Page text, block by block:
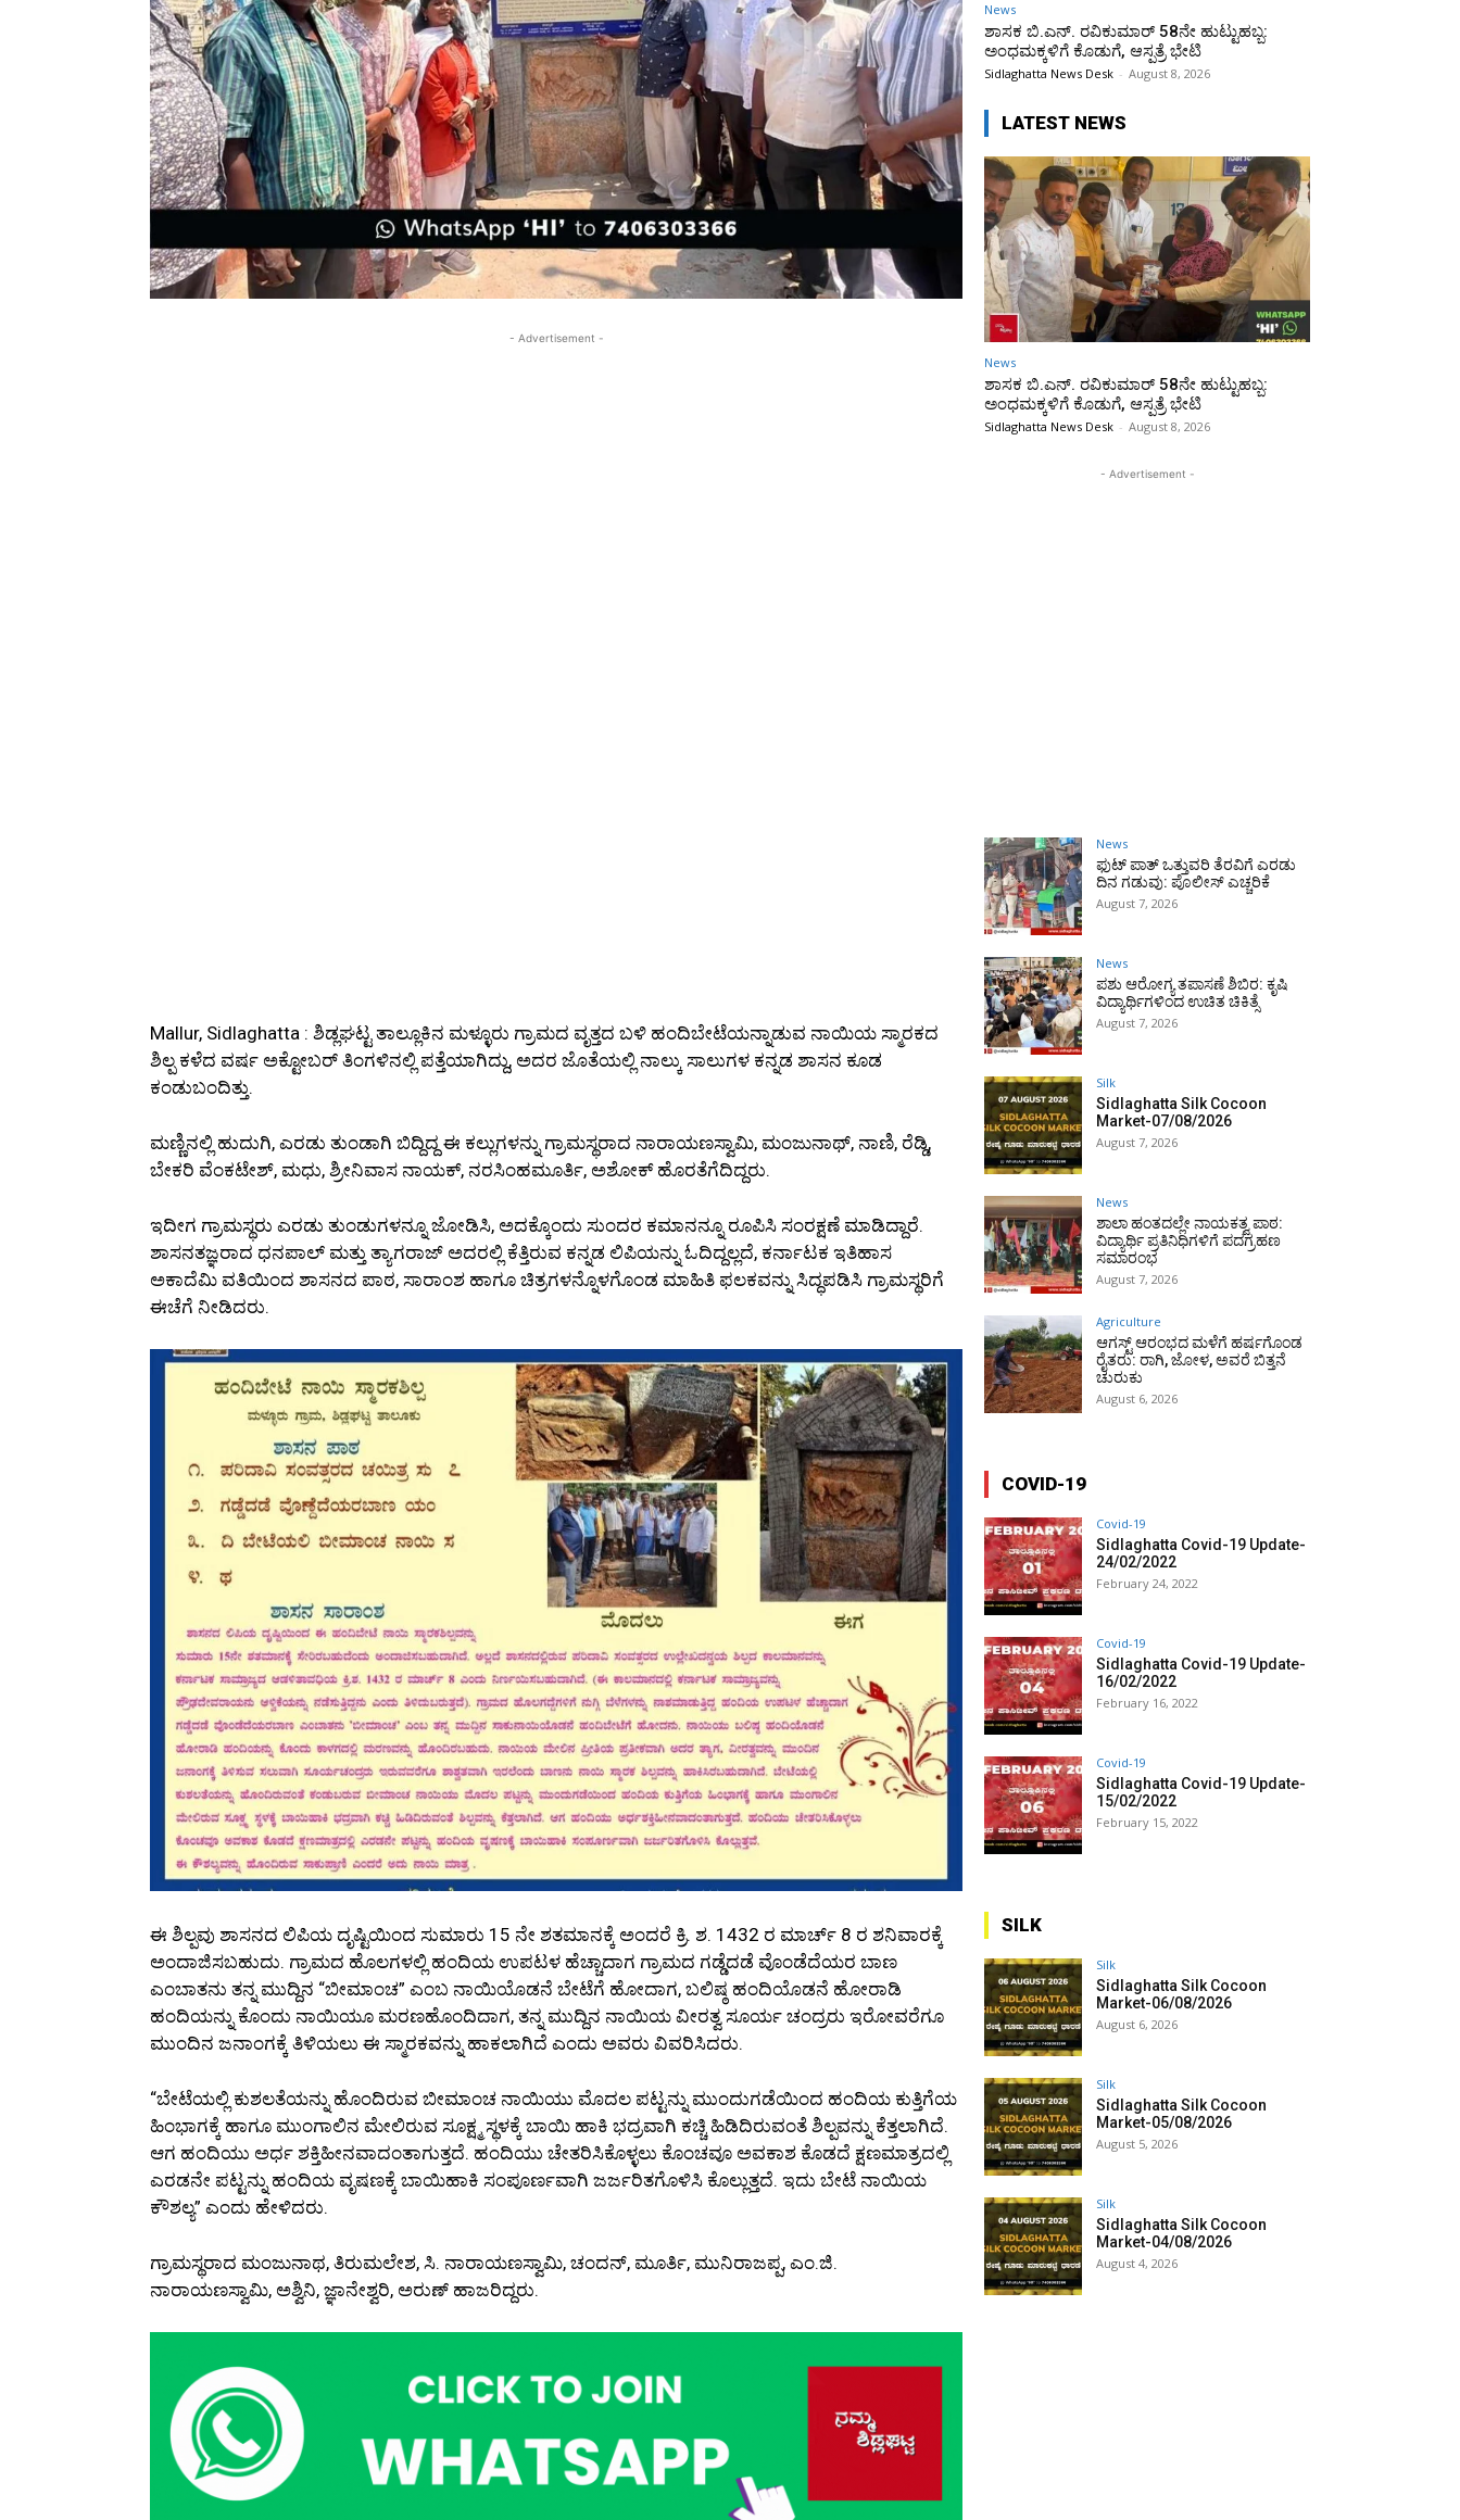
- Advertisement -
Mallur, Sidlaghatta : ಶಿಡ್ಲಘಟ್ಟ ತಾಲ್ಲೂಕಿನ ಮಳ್ಳೂರು ಗ್ರಾಮದ ವೃತ್ತದ ಬಳಿ ಹಂದಿಬೇಟೆಯನ್ನಾಡುವ ನಾಯಿಯ ಸ್ಮಾರಕದ
ಶಿಲ್ಪ ಕಳೆದ ವರ್ಷ ಅಕ್ಟೋಬರ್ ತಿಂಗಳಿನಲ್ಲಿ ಪತ್ತೆಯಾಗಿದ್ದು, ಅದರ ಜೊತೆಯಲ್ಲಿ ನಾಲ್ಕು ಸಾಲುಗಳ ಕನ್ನಡ ಶಾಸನ ಕೂಡ
ಕಂಡುಬಂದಿತ್ತು.
ಮಣ್ಣಿನಲ್ಲಿ ಹುದುಗಿ, ಎರಡು ತುಂಡಾಗಿ ಬಿದ್ದಿದ್ದ ಈ ಕಲ್ಲುಗಳನ್ನು ಗ್ರಾಮಸ್ಥರಾದ ನಾರಾಯಣಸ್ವಾಮಿ, ಮಂಜುನಾಥ್, ನಾಣಿ, ರೆಡ್ಡಿ,
ಬೇಕರಿ ವೆಂಕಟೇಶ್, ಮಧು, ಶ್ರೀನಿವಾಸ ನಾಯಕ್, ನರಸಿಂಹಮೂರ್ತಿ, ಅಶೋಕ್ ಹೊರತೆಗೆದಿದ್ದರು.
ಇದೀಗ ಗ್ರಾಮಸ್ಥರು ಎರಡು ತುಂಡುಗಳನ್ನೂ ಜೋಡಿಸಿ, ಅದಕ್ಕೊಂದು ಸುಂದರ ಕಮಾನನ್ನೂ ರೂಪಿಸಿ ಸಂರಕ್ಷಣೆ ಮಾಡಿದ್ದಾರೆ.
ಶಾಸನತಜ್ಞರಾದ ಧನಪಾಲ್ ಮತ್ತು ತ್ಯಾಗರಾಜ್ ಅದರಲ್ಲಿ ಕೆತ್ತಿರುವ ಕನ್ನಡ ಲಿಪಿಯನ್ನು ಓದಿದ್ದಲ್ಲದೆ, ಕರ್ನಾಟಕ ಇತಿಹಾಸ
ಅಕಾದೆಮಿ ವತಿಯಿಂದ ಶಾಸನದ ಪಾಠ, ಸಾರಾಂಶ ಹಾಗೂ ಚಿತ್ರಗಳನ್ನೊಳಗೊಂಡ ಮಾಹಿತಿ ಫಲಕವನ್ನು ಸಿದ್ಧಪಡಿಸಿ ಗ್ರಾಮಸ್ಥರಿಗೆ
ಈಚೆಗೆ ನೀಡಿದರು.
ಈ ಶಿಲ್ಪವು ಶಾಸನದ ಲಿಪಿಯ ದೃಷ್ಟಿಯಿಂದ ಸುಮಾರು 15 ನೇ ಶತಮಾನಕ್ಕೆ ಅಂದರೆ ಕ್ರಿ. ಶ. 1432 ರ ಮಾರ್ಚ್ 8 ರ ಶನಿವಾರಕ್ಕೆ
ಅಂದಾಜಿಸಬಹುದು. ಗ್ರಾಮದ ಹೊಲಗಳಲ್ಲಿ ಹಂದಿಯ ಉಪಟಳ ಹೆಚ್ಚಾದಾಗ ಗ್ರಾಮದ ಗಡ್ಡೆದಡೆ ವೊಂಡೆದೆಯರ ಬಾಣ
ಎಂಬಾತನು ತನ್ನ ಮುದ್ದಿನ “ಬೀಮಾಂಚ” ಎಂಬ ನಾಯಿಯೊಡನೆ ಬೇಟೆಗೆ ಹೋದಾಗ, ಬಲಿಷ್ಠ ಹಂದಿಯೊಡನೆ ಹೋರಾಡಿ
ಹಂದಿಯನ್ನು ಕೊಂದು ನಾಯಿಯೂ ಮರಣಹೊಂದಿದಾಗ, ತನ್ನ ಮುದ್ದಿನ ನಾಯಿಯ ವೀರತ್ವ ಸೂರ್ಯ ಚಂದ್ರರು ಇರೋವರೆಗೂ
ಮುಂದಿನ ಜನಾಂಗಕ್ಕೆ ತಿಳಿಯಲು ಈ ಸ್ಮಾರಕವನ್ನು ಹಾಕಲಾಗಿದೆ ಎಂದು ಅವರು ವಿವರಿಸಿದರು.
“ಬೇಟೆಯಲ್ಲಿ ಕುಶಲತೆಯನ್ನು ಹೊಂದಿರುವ ಬೀಮಾಂಚ ನಾಯಿಯು ಮೊದಲ ಪಟ್ಟನ್ನು ಮುಂದುಗಡೆಯಿಂದ ಹಂದಿಯ ಕುತ್ತಿಗೆಯ
ಹಿಂಭಾಗಕ್ಕೆ ಹಾಗೂ ಮುಂಗಾಲಿನ ಮೇಲಿರುವ ಸೂಕ್ಷ್ಮ ಸ್ಥಳಕ್ಕೆ ಬಾಯಿ ಹಾಕಿ ಭದ್ರವಾಗಿ ಕಚ್ಚಿ ಹಿಡಿದಿರುವಂತೆ ಶಿಲ್ಪವನ್ನು ಕೆತ್ತಲಾಗಿದೆ.
ಆಗ ಹಂದಿಯು ಅರ್ಧ ಶಕ್ತಿಹೀನವಾದಂತಾಗುತ್ತದೆ. ಹಂದಿಯು ಚೇತರಿಸಿಕೊಳ್ಳಲು ಕೊಂಚವೂ ಅವಕಾಶ ಕೊಡದೆ ಕ್ಷಣಮಾತ್ರದಲ್ಲಿ
ಎರಡನೇ ಪಟ್ಟನ್ನು ಹಂದಿಯ ವೃಷಣಕ್ಕೆ ಬಾಯಿಹಾಕಿ ಸಂಪೂರ್ಣವಾಗಿ ಜರ್ಜರಿತಗೊಳಿಸಿ ಕೊಲ್ಲುತ್ತದೆ. ಇದು ಬೇಟೆ ನಾಯಿಯ
ಕೌಶಲ್ಯ” ಎಂದು ಹೇಳಿದರು.
ಗ್ರಾಮಸ್ಥರಾದ ಮಂಜುನಾಥ, ತಿರುಮಲೇಶ, ಸಿ. ನಾರಾಯಣಸ್ವಾಮಿ, ಚಂದನ್, ಮೂರ್ತಿ, ಮುನಿರಾಜಪ್ಪ, ಎಂ.ಜಿ.
ನಾರಾಯಣಸ್ವಾಮಿ, ಅಶ್ವಿನಿ, ಜ್ಞಾನೇಶ್ವರಿ, ಅರುಣ್ ಹಾಜರಿದ್ದರು.
News
ಶಾಸಕ ಬಿ.ಎನ್. ರವಿಕುಮಾರ್ 58ನೇ ಹುಟ್ಟುಹಬ್ಬ:
ಅಂಧಮಕ್ಕಳಿಗೆ ಕೊಡುಗೆ, ಆಸ್ಪತ್ರೆ ಭೇಟಿ
Sidlaghatta News Desk - August 8, 2026
LATEST NEWS
News
ಶಾಸಕ ಬಿ.ಎನ್. ರವಿಕುಮಾರ್ 58ನೇ ಹುಟ್ಟುಹಬ್ಬ:
ಅಂಧಮಕ್ಕಳಿಗೆ ಕೊಡುಗೆ, ಆಸ್ಪತ್ರೆ ಭೇಟಿ
Sidlaghatta News Desk - August 8, 2026
- Advertisement -
News
ಫುಟ್‌ ಪಾತ್ ಒತ್ತುವರಿ ತೆರವಿಗೆ ಎರಡು
ದಿನ ಗಡುವು: ಪೊಲೀಸ್ ಎಚ್ಚರಿಕೆ
August 7, 2026
News
ಪಶು ಆರೋಗ್ಯ ತಪಾಸಣೆ ಶಿಬಿರ: ಕೃಷಿ
ವಿದ್ಯಾರ್ಥಿಗಳಿಂದ ಉಚಿತ ಚಿಕಿತ್ಸೆ
August 7, 2026
Silk
Sidlaghatta Silk Cocoon
Market-07/08/2026
August 7, 2026
News
ಶಾಲಾ ಹಂತದಲ್ಲೇ ನಾಯಕತ್ವ ಪಾಠ:
ವಿದ್ಯಾರ್ಥಿ ಪ್ರತಿನಿಧಿಗಳಿಗೆ ಪದಗ್ರಹಣ
ಸಮಾರಂಭ
August 7, 2026
Agriculture
ಆಗಸ್ಟ್ ಆರಂಭದ ಮಳೆಗೆ ಹರ್ಷಗೊಂಡ
ರೈತರು: ರಾಗಿ, ಜೋಳ, ಅವರೆ ಬಿತ್ತನೆ
ಚುರುಕು
August 6, 2026
COVID-19
Covid-19
Sidlaghatta Covid-19 Update-
24/02/2022
February 24, 2022
Covid-19
Sidlaghatta Covid-19 Update-
16/02/2022
February 16, 2022
Covid-19
Sidlaghatta Covid-19 Update-
15/02/2022
February 15, 2022
SILK
Silk
Sidlaghatta Silk Cocoon
Market-06/08/2026
August 6, 2026
Silk
Sidlaghatta Silk Cocoon
Market-05/08/2026
August 5, 2026
Silk
Sidlaghatta Silk Cocoon
Market-04/08/2026
August 4, 2026